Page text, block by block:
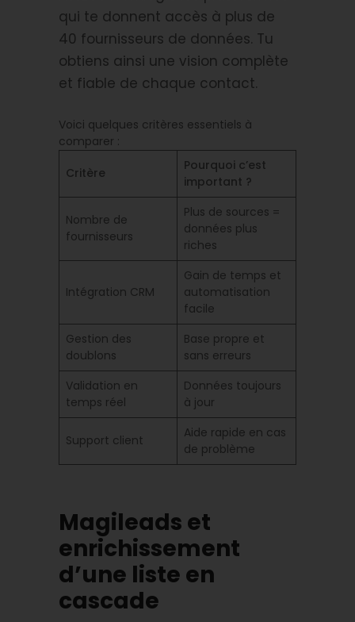
qui te donnent accès à plus de
40 fournisseurs de données. Tu
obtiens ainsi une vision complète
et fiable de chaque contact.
Voici quelques critères essentiels à
comparer :
Critère
Pourquoi c’est
important ?
Nombre de
fournisseurs
Plus de sources =
données plus
riches
Intégration CRM
Gain de temps et
automatisation
facile
Gestion des
doublons
Base propre et
sans erreurs
Validation en
temps réel
Données toujours
à jour
Support client
Aide rapide en cas
de problème
Magileads et
enrichissement
d’une liste en
cascade